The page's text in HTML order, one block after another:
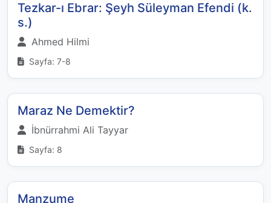
Tezkar-ı Ebrar: Şeyh Süleyman Efendi (k.
s.)
Ahmed Hilmi
Sayfa: 7-8
Maraz Ne Demektir?
İbnürrahmi Ali Tayyar
Sayfa: 8
Manzume